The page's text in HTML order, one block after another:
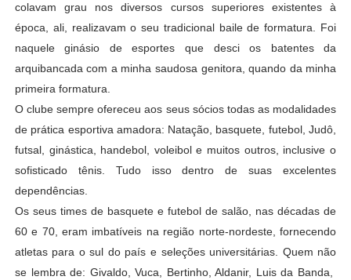
colavam grau nos diversos cursos superiores existentes à
época, ali, realizavam o seu tradicional baile de formatura. Foi
naquele ginásio de esportes que desci os batentes da
arquibancada com a minha saudosa genitora, quando da minha
primeira formatura.
O clube sempre ofereceu aos seus sócios todas as modalidades
de prática esportiva amadora: Natação, basquete, futebol, Judô,
futsal, ginástica, handebol, voleibol e muitos outros, inclusive o
sofisticado tênis. Tudo isso dentro de suas excelentes
dependências.
Os seus times de basquete e futebol de salão, nas décadas de
60 e 70, eram imbatíveis na região norte-nordeste, fornecendo
atletas para o sul do país e seleções universitárias. Quem não
se lembra de: Givaldo, Vuca, Bertinho, Aldanir, Luis da Banda,